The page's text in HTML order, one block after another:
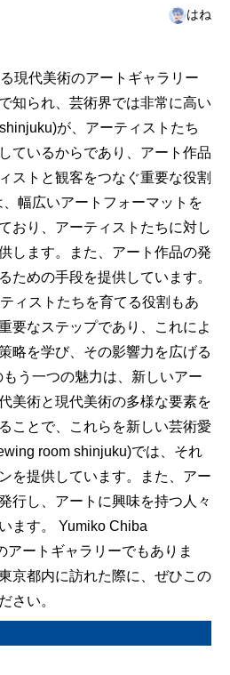
はね
現代美術のアートギャラリー
知られ、芸術界では非常に高い
が、アーティストたち
ているからであり、アート作品
ストと観客をつなぐ重要な役割
幅広いアートフォーマットを
おり、アーティストたちに対し
します。また、アート作品の発
めの手段を提供しています。
ィストたちを育てる役割もあ
要なステップであり、これによ
略を学び、その影響力を広げる
う一つの魅力は、新しいアー
美術と現代美術の多様な要素を
ことで、これらを新しい芸術愛
room shinjuku)では、それ
を提供しています。また、アー
行し、アートに興味を持つ人々
ます。 Yumiko Chiba
ートギャラリーでもありま
京都内に訪れた際に、ぜひこの
さい。